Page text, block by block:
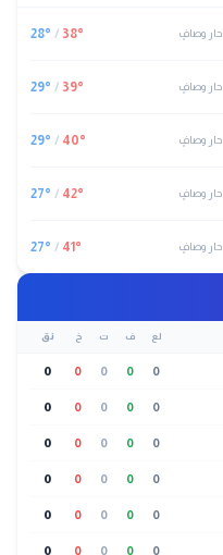
حار وصافٍ 38°
/
28°
حار وصافٍ 39°
/
29°
حار وصافٍ 40°
/
29°
حار وصافٍ 42°
/
27°
حار وصافٍ 41°
/
27°
لع ف ت خ نق
0
0
0
0
0
0
0
0
0
0
0
0
0
0
0
0
0
0
0
0
0
0
0
0
0
0
0
0
0
0